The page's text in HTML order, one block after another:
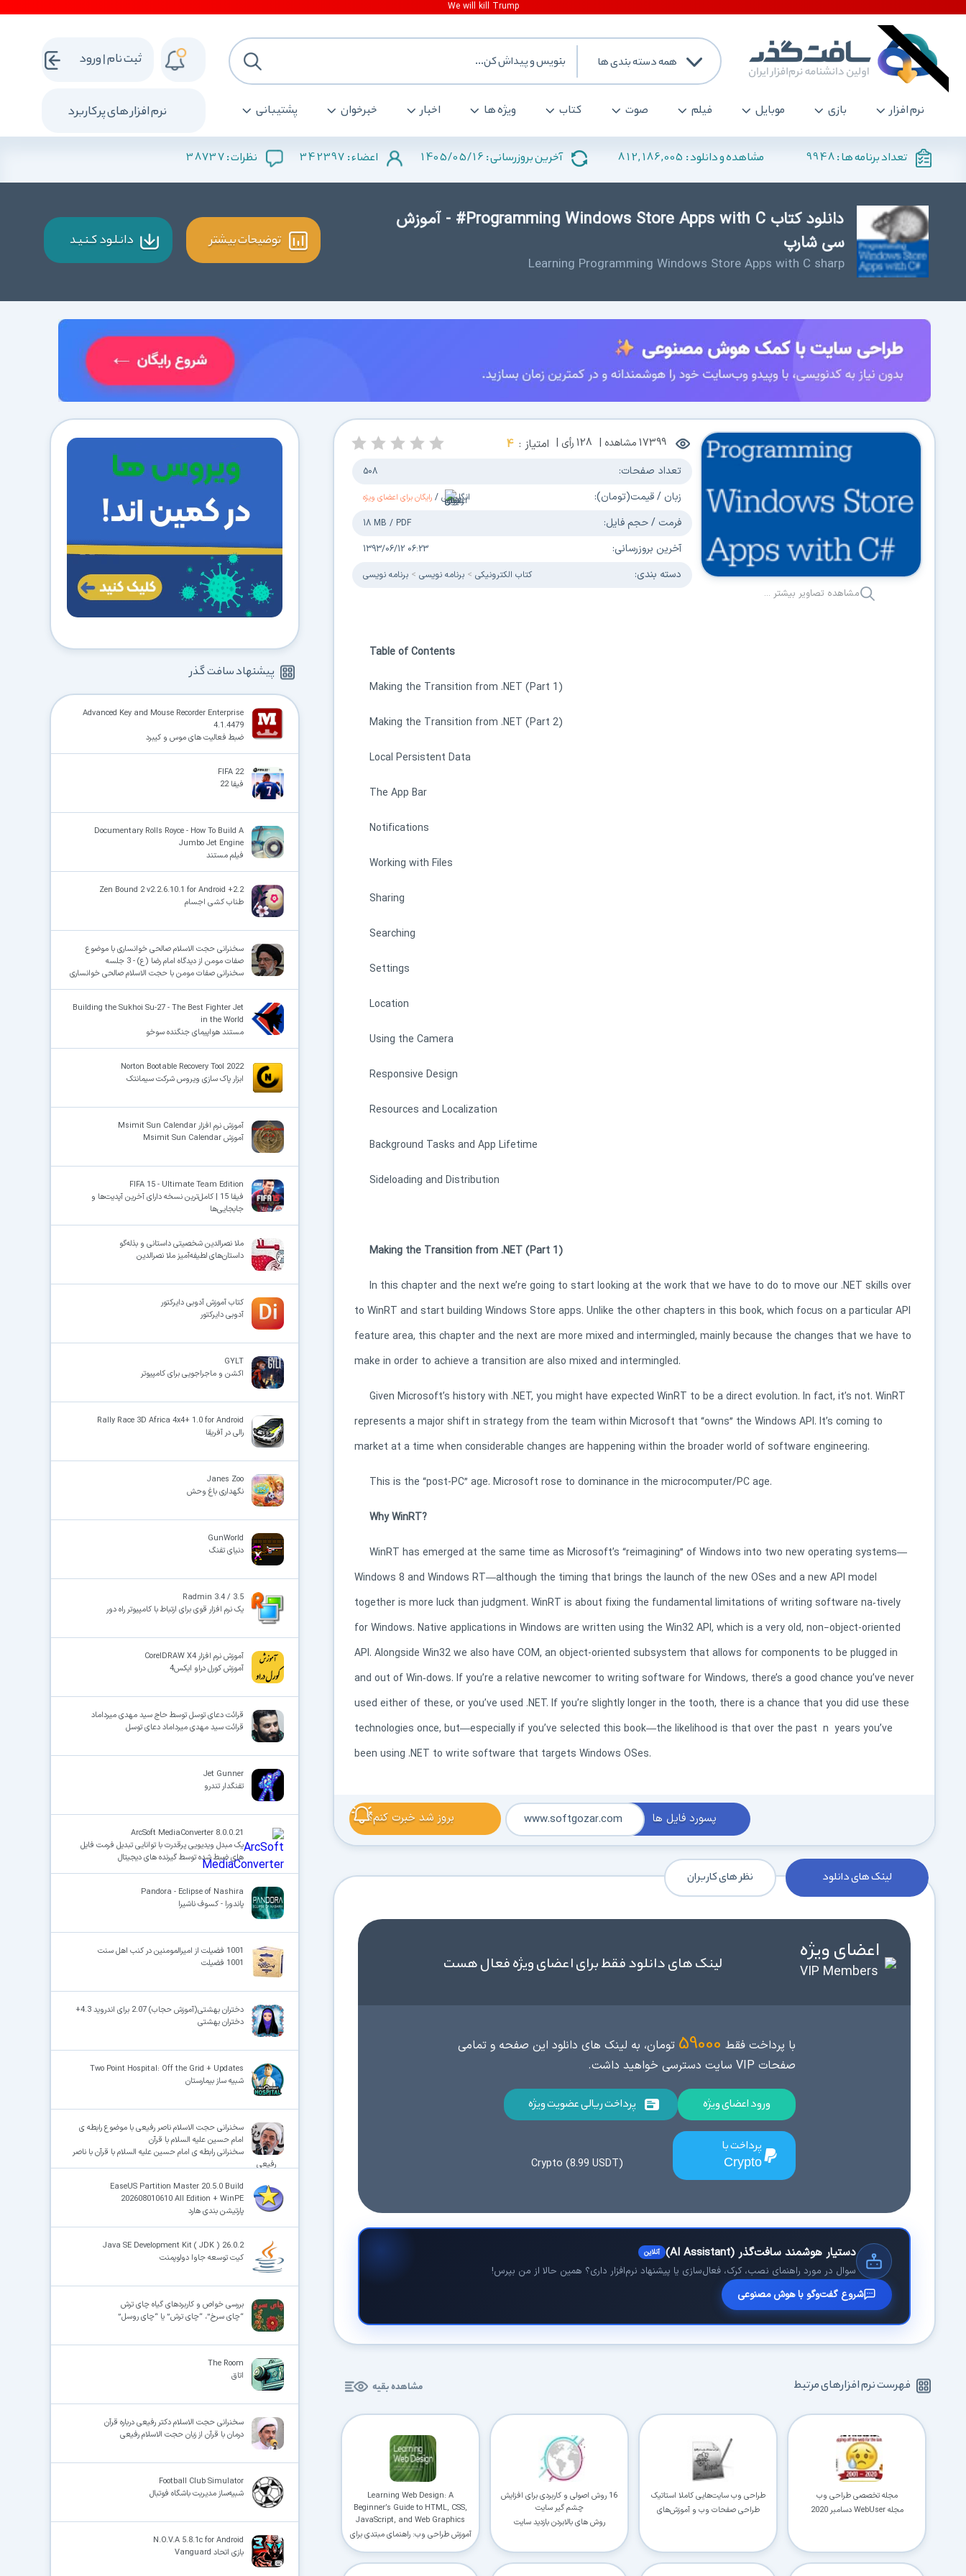
همه دسته بندی ها
نرم افزار بازی موبایل فیلم صوت کتاب ویژه ها اخبار خبرخوان پشتیبانی نرم افزار های پرکاربرد
ثبت نام | ورود
تعداد برنامه ها :9948 مشاهده و دانلود : 812,186,005 آخرین بروزرسانی : 1405/05/16 اعضاء : 342397 نظرات :38737
دانلود کتاب Programming Windows Store Apps with C# - آموزش
سی شارپ
Learning Programming Windows Store Apps with C sharp
توضیحات بیشتر دانـلـود کـنـیـد
مشاهده تصاویر بیشتر ...
17399مشاهده | 128رأی | امتیاز : 4
تعداد صفحات: 508
زبان / قیمت(تومان): انگلیسی / رایگان برای اعضای ویژه
فرمت / حجم فایل: 18 MB / PDF
آخرین بروزرسانی: 1393/06/12 06:23
دسته بندی: كتاب الكترونیکی برنامه نویسی برنامه نویسی
Table of Contents
Making the Transition from .NET (Part 1)
Making the Transition from .NET (Part 2)
Local Persistent Data
The App Bar
Notifications
Working with Files
Sharing
Searching
Settings
Location
Using the Camera
Responsive Design
Resources and Localization
Background Tasks and App Lifetime
Sideloading and Distribution
Making the Transition from .NET (Part 1)
In this chapter and the next we’re going to start looking at the work that we have to do to move our .NET skills over
to WinRT and start building Windows Store apps. Unlike the other chapters in this book, which focus on a particular API
feature area, this chapter and the next are more mixed and intermingled, mainly because the changes that we have to
make in order to achieve a transition are also mixed and intermingled.
Given Microsoft’s history with .NET, you might have expected WinRT to be a direct evolution. In fact, it’s not. WinRT
represents a major shift in strategy from the team within Microsoft that “owns” the Windows API. It’s coming to
market at a time when considerable changes are happening within the broader world of software engineering.
This is the “post-PC” age. Microsoft rose to dominance in the microcomputer/PC age.
Why WinRT?
WinRT has emerged at the same time as Microsoft’s “reimagining” of Windows into two new operating systems—
Windows 8 and Windows RT—although the timing that brings the launch of the new OSes and a new API model
together is more luck than judgment. WinRT is about fixing the fundamental limitations of writing software na‐tively
for Windows. Native applications in Windows are written using the Win32 API, which is a very old, non−object-oriented
API. Alongside Win32 we also have COM, an object-oriented subsystem that allows for components to be plugged in
and out of Win‐dows. If you’re a relative newcomer to writing software for Windows, there’s a good chance you’ve never
used either of these, or you’ve used .NET. If you’re slightly longer in the tooth, there is a chance that you did use these
technologies once, but—especially if you’ve selected this book—the likelihood is that over the past n years you’ve
been using .NET to write software that targets Windows OSes.
بروز شد خبرت کنم؟ پسورد فایل ها www.softgozar.com
لینک های دانلود نظر های کاربران
اعضای ویژه
VIP Members لینک های دانلود فقط برای اعضای ویژه فعال هست
با پرداخت فقط 59000 تومان، به لینک های دانلود این صفحه و تمامی
صفحات VIP سایت دسترسی خواهید داشت.
ورود اعضای ویژه پرداخت ریالی عضویت ویژه
پرداخت با
Crypto
Crypto (8.99 USDT)
دستیار هوشمند سافت‌گذر (AI Assistant) آنلاین
سوال در مورد راهنمای نصب، کرک، فعال‌سازی یا پیشنهاد نرم‌افزار داری؟ همین حالا از من بپرس!
شروع گفت‌وگو با هوش مصنوعی
فهرست نرم افزارهای مرتبط مشاهده بقیه
مجله تخصصی طراحی وب
مجله WebUser دسامبر 2020
طراحی وب سایت‌هایی کاملا استاتیک
طراحی صفحات وب و آموزش‌های
16 روش اصولی و کاربردی برای افزایش
چشم گیر سایت
روش های بالابردن بازدید سایت
Learning Web Design: A
Beginner’s Guide to HTML, CSS,
JavaScript, and Web Graphics
آموزش طراحی وب: راهنمای مبتدی برای
HTML ، CSS ، JavaScript و Web
پیشنهاد سافت گذر
Advanced Key and Mouse Recorder Enterprise
4.1.4479
ضبط فعالیت های موس و کیبرد
FIFA 22
فیفا 22
Documentary Rolls Royce - How To Build A
Jumbo Jet Engine
فیلم مستند
Zen Bound 2 v2.2.6.10.1 for Android +2.2
طناب کشی اجسام
سخنرانی حجت الاسلام صالحی خوانساری با موضوع
صفات مومن از دیدگاه امام رضا (ع) - 3 جلسه
سخنرانی صفات مومن با حجت الاسلام صالحی خوانساری
Building the Sukhoi Su-27 - The Best Fighter Jet
in the World
مستند هواپیمای جنگنده سوخو
Norton Bootable Recovery Tool 2022
ابزار پاک سازی ویروس شرکت سیمانتک
آموزش نرم افزار Msimit Sun Calendar
آموزش Msimit Sun Calendar
FIFA 15 - Ultimate Team Edition
فیفا 15 | کامل‌ترین نسخه دارای آخرین آپدیت‌ها و
جابجایی‌ها
ملا نصرالدین شخصیتی داستانی و بذله‌گو
داستان‌های لطیفه‌آمیز ملا نصرالدین
کتاب آموزش آدوبی دایرکتور
آدوبی دایرکتور
GYLT
اکشن و ماجراجویی برای کامپیوتر
Rally Race 3D Africa 4x4+ 1.0 for Android
رالی در آفریقا
Janes Zoo
نگهداری باغ وحش
GunWorld
دنیای تفنگ
3.5 / Radmin 3.4
یک نرم افزار قوی برای ارتباط با کامپیوتر راه دور
آموزش نرم افزار CorelDRAW X4
آموزش کورل دراو ایکس4
قرائت دعای توسل توسط حاج سید مهدی میرداماد
قرائت سید مهدی میرداماد دعای توسل
Jet Gunner
تفنگدار تندرو
ArcSoft MediaConverter 8.0.0.21
یک مبدل ویدیویی پرقدرت با توانایی تبدیل فرمت فایل
های ضبط شده توسط گیرنده های دیجیتال
Pandora - Eclipse of Nashira
پاندورا - کسوف ناشیرا
1001 فضیلت از امیرالمومنین در کنب اهل سنت
1001 فضیلت
دختران بهشتی(آموزش حجاب) 2.07 برای اندروید 4.3+
دختران بهشتی
Two Point Hospital: Off the Grid + Updates
شبیه ساز بیمارستان
سخنرانی حجت الاسلام ناصر رفیعی با موضوع رابطه ی
امام حسین علیه السلام با قرآن
سخنرانی رابطه ی امام حسین علیه السلام با قرآن با ناصر
رفیعی
EaseUS Partition Master 20.5.0 Build
202608010610 All Edition + WinPE
پارتیشن بندی هارد
Java SE Development Kit ( JDK ) 26.0.2
کیت توسعه جاوا دولوپمنت
بررسی خواص و کاربردهای گیاه چای ترش
“چای سرخ”، “چای ترش” یا “چای روسل”
The Room
اتاق
سخنرانی حجت الاسلام دکتر رفیعی درباره قرآن
درمان با قرآن از زبان حجت الاسلام رفیعی
Football Club Simulator
شبیه‌ساز مدیریت باشگاه فوتبال
N.O.V.A 5.8.1c for Android
بازی اتحاد Vanguard
در حال آماده‌سازی لینک دانلود...
15
⚡ اعضای VIP دانلود را بلافاصله و بدون معطلی شروع می‌کنند
🤖
دستیار هوشمند AI (ویژه اعضای VIP)
پاسخ‌گویی فوری به خطاهای نصب، راهنمای خط به‌خط کرک و پیشنهاد نرم‌افزارهای
کاربردی
✓دانلود فوری و بی‌معطلی:حذف کامل صف و زمان انتظار برای تمام فایل‌ها
✓حداکثر سرعت پهنای باند:استفاده از تمام سرعت اینترنت با ۳۲ کانکشن
✓ ثبات دانلود (Resume): ادامه دانلود پس از قطع اینترنت و دانلود موازی چند فایل
فقط کمتر از روزی 1,093 تومان (معادل ماهیانه 33,250 تومان در اشتراک یک‌ساله)
قبلاً عضو شدم — ورود به حساب کاربری